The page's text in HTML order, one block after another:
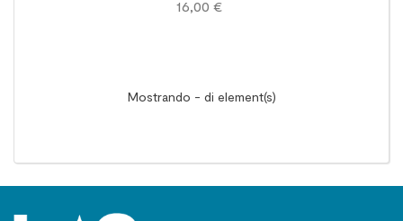
dell'educazione
16,00 €
Mostrando - di element(s)